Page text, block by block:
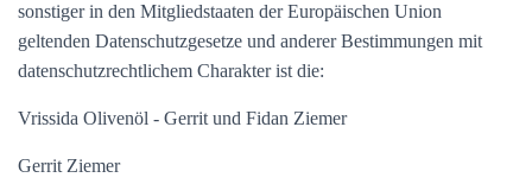
sonstiger in den Mitgliedstaaten der Europäischen Union
geltenden Datenschutzgesetze und anderer Bestimmungen mit
datenschutzrechtlichem Charakter ist die:
Vrissida Olivenöl - Gerrit und Fidan Ziemer
Gerrit Ziemer